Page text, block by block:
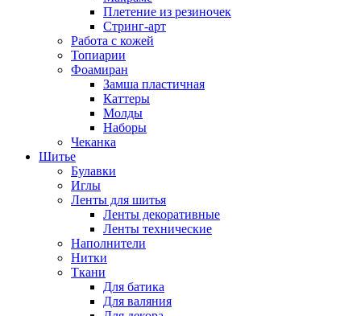
Плетение из резиночек
Стринг-арт
Работа с кожей
Топиарии
Фоамиран
Замша пластичная
Каттеры
Молды
Наборы
Чеканка
Шитье
Булавки
Иглы
Ленты для шитья
Ленты декоративные
Ленты технические
Наполнители
Нитки
Ткани
Для батика
Для валяния